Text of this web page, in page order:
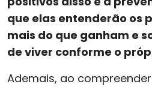
que elas entenderão os
mais do que ganham e
de viver conforme o
Ademais, ao